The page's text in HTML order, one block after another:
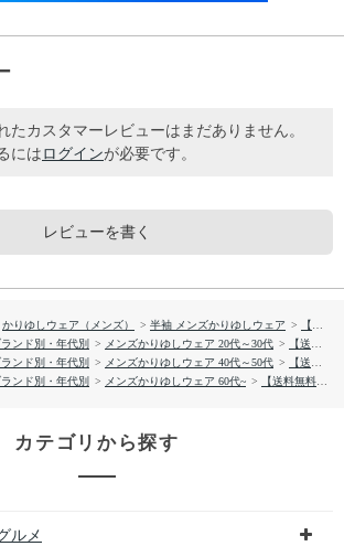
たカスタマーレビューはまだありません。
にはログインが必要です。
レビューを書く
かりゆしウェア（メンズ） > 半袖 メンズかりゆしウェア >
【送料無料】フィッシュドロップス柄 かりゆしウェア GEM19013S
ンド別・年代別 > メンズかりゆしウェア 20代～30代 >
【送料無料】フィッシュドロップス柄 かりゆしウェア GEM19013S
ンド別・年代別 > メンズかりゆしウェア 40代～50代 >
【送料無料】フィッシュドロップス柄 かりゆしウェア GEM19013S
ンド別・年代別 > メンズかりゆしウェア 60代~ > 【送料無料】フィッシュドロップス柄 かりゆしウェア GEM19013S
カテゴリから探す
ルメ